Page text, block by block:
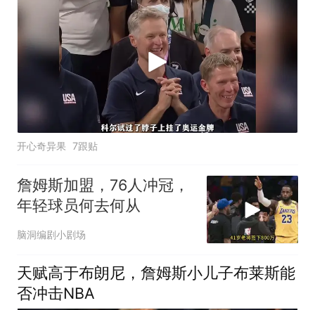
开心奇异果 7跟贴
詹姆斯加盟，76人冲冠，
年轻球员何去何从
脑洞编剧小剧场
天赋高于布朗尼，詹姆斯小儿子布莱斯能
否冲击NBA